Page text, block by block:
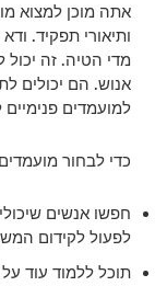
אתה מוכן למצוא
ותיאורי תפקיד.
מדי הטיה. זה יכול
אנוש. הם יכולים
למועמדים
כדי לבחור
חפשו אנשים
לפעול לקידום
תוכל ללמוד עוד